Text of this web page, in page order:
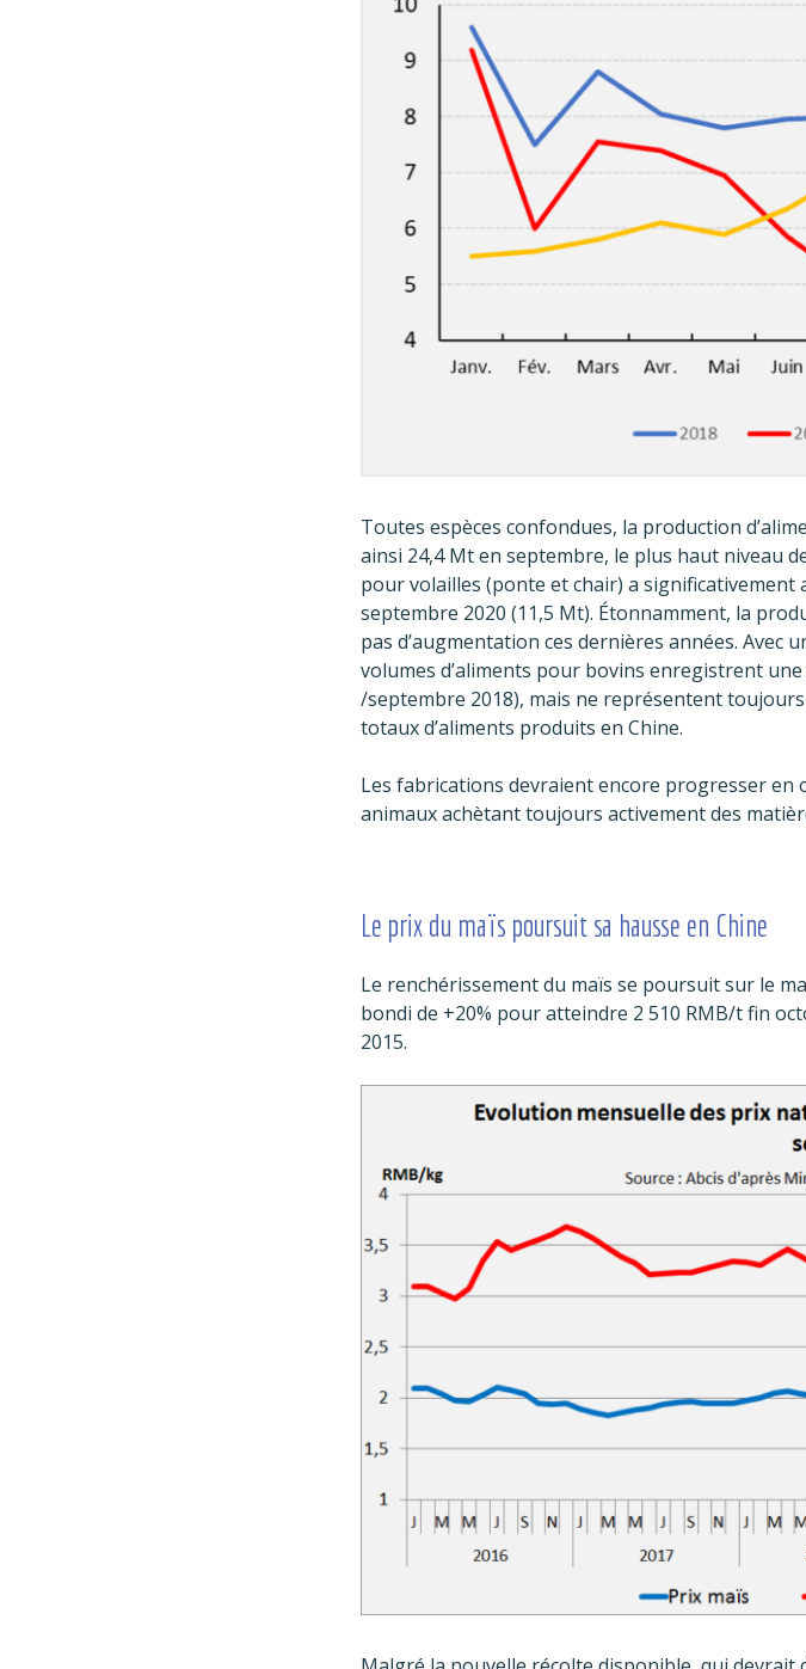
Toutes espèces confondues, la production
ainsi 24,4 Mt en septembre, le plus haut niveau
pour volailles (ponte et chair) a
septembre 2020 (11,5 Mt). Étonnamment, la
pas d’augmentation ces dernières années. Avec
volumes d’aliments pour bovins enregistrent
/septembre 2018), mais ne représentent
totaux d’aliments produits en Chine.
Les fabrications devraient encore progresser en
animaux achètant toujours activement des
Le prix du maïs poursuit sa hausse en Chine
Le renchérissement du maïs se poursuit sur le
bondi de +20% pour atteindre 2 510 RMB/t fin
2015.